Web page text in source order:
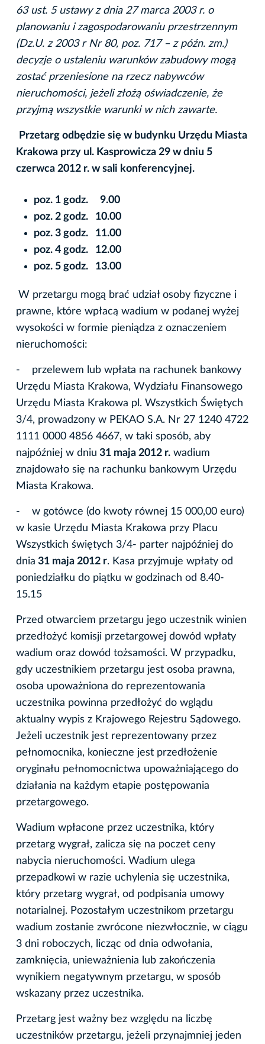
63 ust. 5 ustawy z dnia 27 marca 2003 r. o
planowaniu i zagospodarowaniu przestrzennym
(Dz.U. z 2003 r Nr 80, poz. 717 – z późn. zm.)
decyzje o ustaleniu warunków zabudowy mogą
zostać przeniesione na rzecz nabywców
nieruchomości, jeżeli złożą oświadczenie, że
przyjmą wszystkie warunki w nich zawarte.
Przetarg odbędzie się w budynku Urzędu Miasta
Krakowa przy ul. Kasprowicza 29 w dniu 5
czerwca 2012 r. w sali konferencyjnej.
poz. 1 godz. 9.00
poz. 2 godz. 10.00
poz. 3 godz. 11.00
poz. 4 godz. 12.00
poz. 5 godz. 13.00
W przetargu mogą brać udział osoby fizyczne i
prawne, które wpłacą wadium w podanej wyżej
wysokości w formie pieniądza z oznaczeniem
nieruchomości:
- przelewem lub wpłata na rachunek bankowy
Urzędu Miasta Krakowa, Wydziału Finansowego
Urzędu Miasta Krakowa pl. Wszystkich Świętych
3/4, prowadzony w PEKAO S.A. Nr 27 1240 4722
1111 0000 4856 4667, w taki sposób, aby
najpóźniej w dniu 31 maja 2012 r. wadium
znajdowało się na rachunku bankowym Urzędu
Miasta Krakowa.
- w gotówce (do kwoty równej 15 000,00 euro)
w kasie Urzędu Miasta Krakowa przy Placu
Wszystkich świętych 3/4- parter najpóźniej do
dnia 31 maja 2012 r. Kasa przyjmuje wpłaty od
poniedziałku do piątku w godzinach od 8.40-
15.15
Przed otwarciem przetargu jego uczestnik winien
przedłożyć komisji przetargowej dowód wpłaty
wadium oraz dowód tożsamości. W przypadku,
gdy uczestnikiem przetargu jest osoba prawna,
osoba upoważniona do reprezentowania
uczestnika powinna przedłożyć do wglądu
aktualny wypis z Krajowego Rejestru Sądowego.
Jeżeli uczestnik jest reprezentowany przez
pełnomocnika, konieczne jest przedłożenie
oryginału pełnomocnictwa upoważniającego do
działania na każdym etapie postępowania
przetargowego.
Wadium wpłacone przez uczestnika, który
przetarg wygrał, zalicza się na poczet ceny
nabycia nieruchomości. Wadium ulega
przepadkowi w razie uchylenia się uczestnika,
który przetarg wygrał, od podpisania umowy
notarialnej. Pozostałym uczestnikom przetargu
wadium zostanie zwrócone niezwłocznie, w ciągu
3 dni roboczych, licząc od dnia odwołania,
zamknięcia, unieważnienia lub zakończenia
wynikiem negatywnym przetargu, w sposób
wskazany przez uczestnika.
Przetarg jest ważny bez względu na liczbę
uczestników przetargu, jeżeli przynajmniej jeden